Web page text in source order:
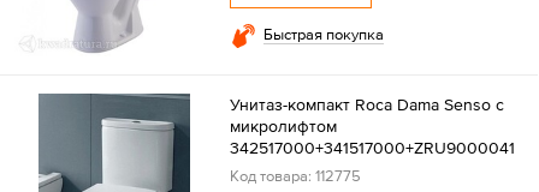
Быстрая покупка
Унитаз-компакт Roca Dama Senso с
микролифтом
342517000+341517000+ZRU9000041
Код товара: 112775